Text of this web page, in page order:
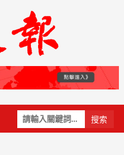
關
鍵
Primary
Menu